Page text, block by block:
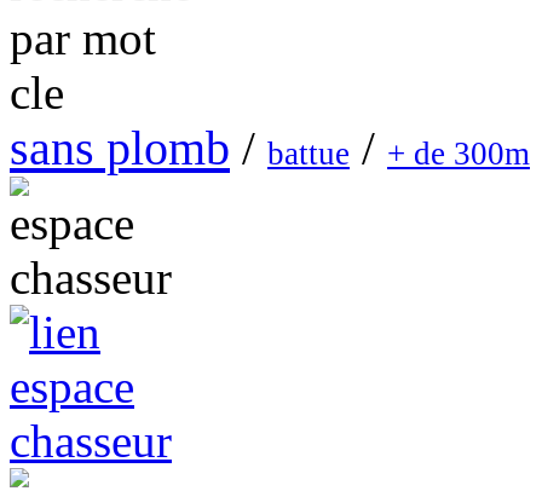
sans plomb / battue / + de 300m